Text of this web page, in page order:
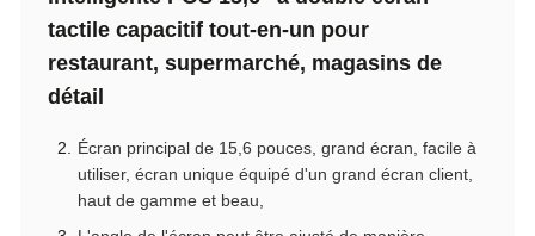
tactile capacitif tout-en-un pour
restaurant, supermarché, magasins de
détail
Écran principal de 15,6 pouces, grand écran, facile à
utiliser, écran unique équipé d'un grand écran client,
haut de gamme et beau,